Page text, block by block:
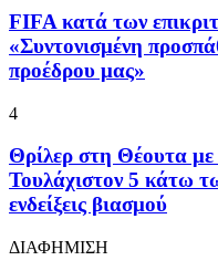
FIFA κατά των
«Συντονισμένη
προέδρου μας»
4
Θρίλερ στη Θέουτα με
Τουλάχιστον 5 κάτω
ενδείξεις βιασμού
ΔΙΑΦΗΜΙΣΗ